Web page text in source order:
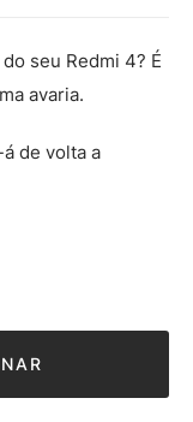
seu Redmi 4? É
avaria.
de volta a